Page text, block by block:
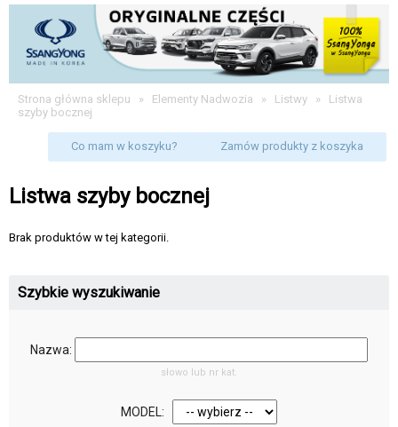
Strona główna sklepu » Elementy Nadwozia » Listwy » Listwa
szyby bocznej
Co mam w koszyku? Zamów produkty z koszyka
Listwa szyby bocznej
Brak produktów w tej kategorii.
Szybkie wyszukiwanie
Nazwa:
słowo lub nr kat.
MODEL: